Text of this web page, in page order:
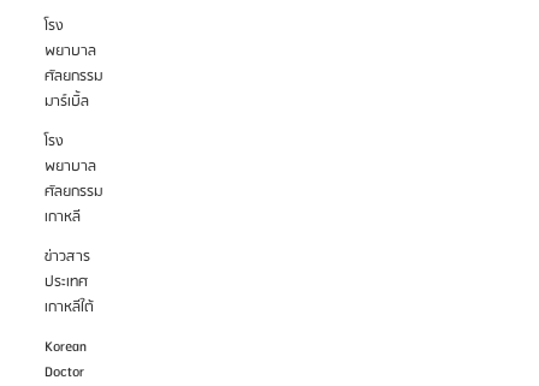
โรง
พยาบาล
ศัลยกรรม
มาร์เบิ้ล
โรง
พยาบาล
ศัลยกรรม
เกาหลี
ข่าวสาร
ประเทศ
เกาหลีใต้
Korean
Doctor